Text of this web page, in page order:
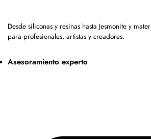
Desde siliconas y resinas hasta Jesmonite y
para profesionales, artistas y creadores.
Asesoramiento experto